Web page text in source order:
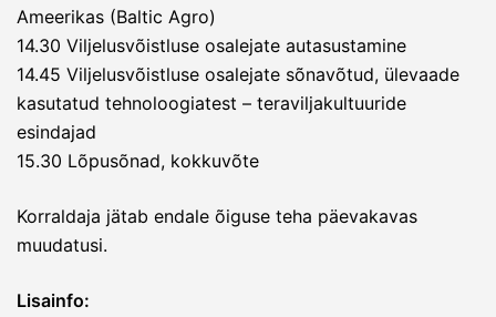
Ameerikas (Baltic Agro)
14.30 Viljelusvõistluse osalejate autasustamine
14.45 Viljelusvõistluse osalejate sõnavõtud, ülevaade
kasutatud tehnoloogiatest – teraviljakultuuride
esindajad
15.30 Lõpusõnad, kokkuvõte
Korraldaja jätab endale õiguse teha päevakavas
muudatusi.
Lisainfo: